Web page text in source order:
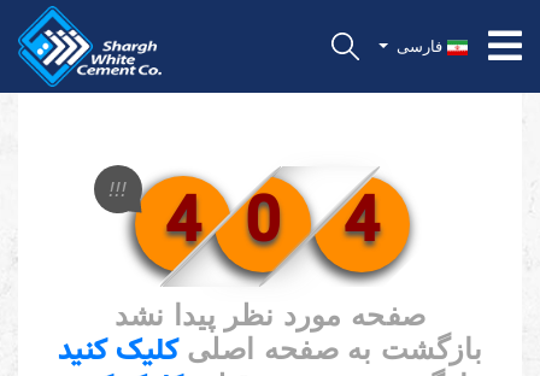
فارسی
4 0 4
!!!
صفحه مورد نظر پیدا نشد
بازگشت به صفحه اصلیکلیک کنید